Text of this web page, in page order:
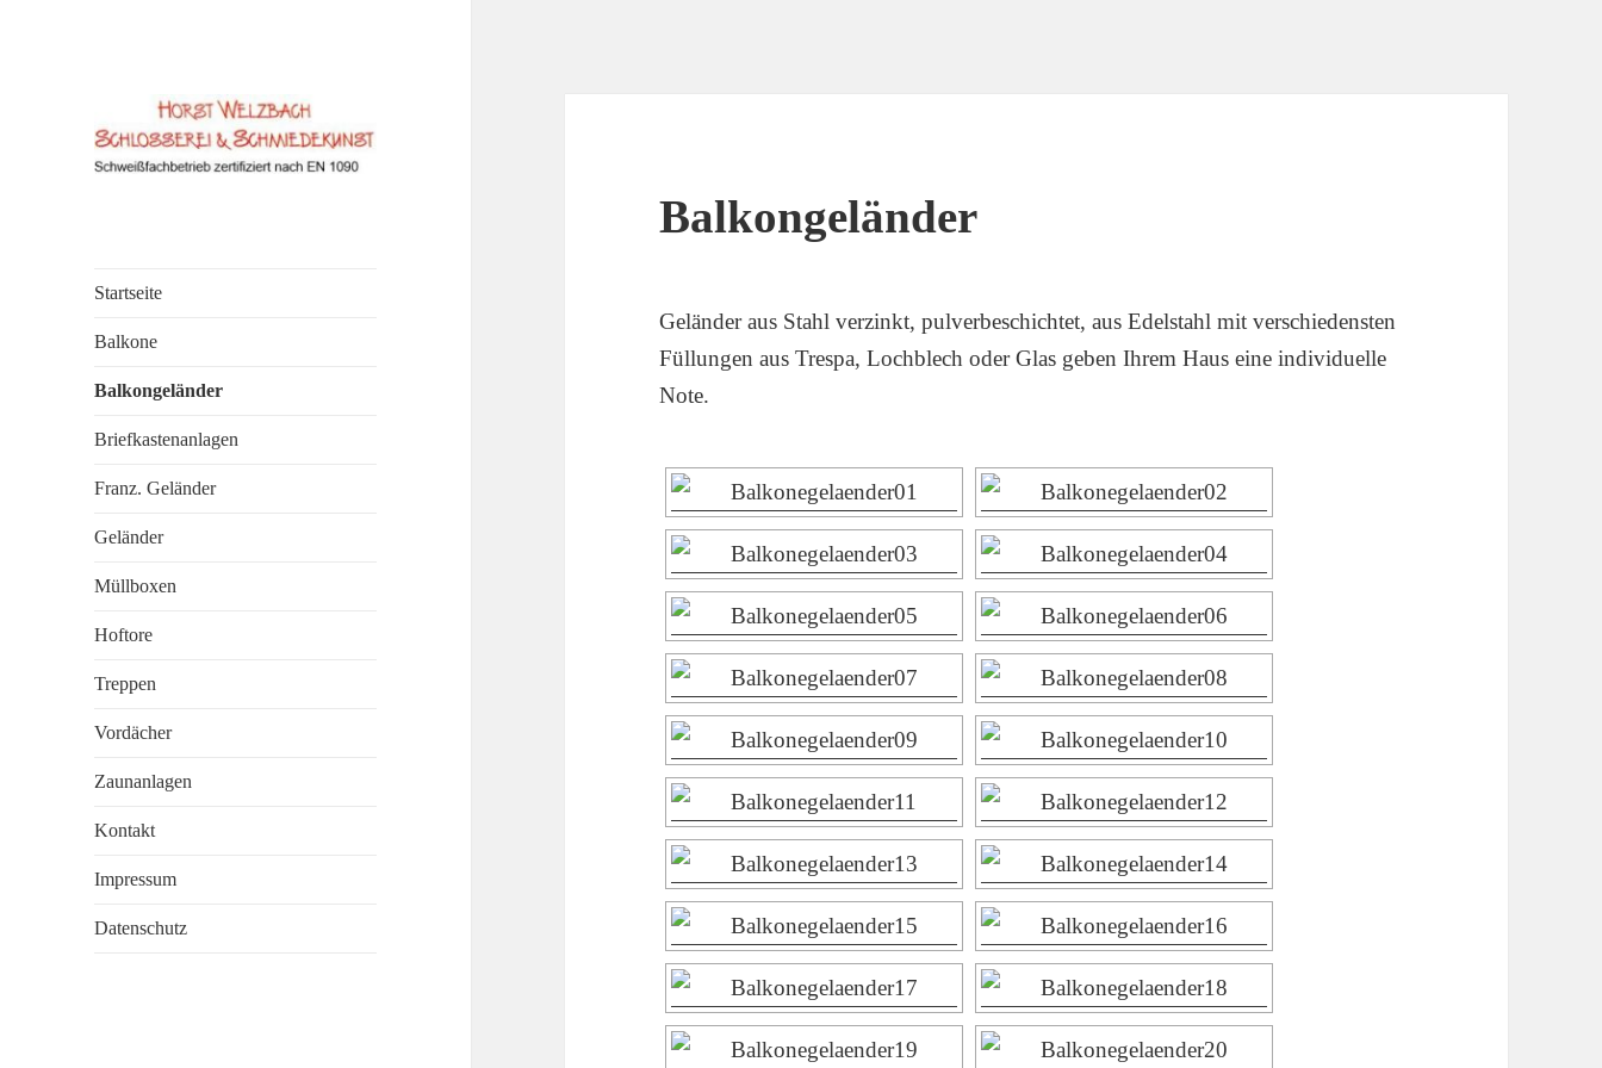
Startseite
Balkone
Balkongeländer
Briefkastenanlagen
Franz. Geländer
Geländer
Müllboxen
Hoftore
Treppen
Vordächer
Zaunanlagen
Kontakt
Impressum
Datenschutz
Balkongeländer
Geländer aus Stahl verzinkt, pulverbeschichtet, aus Edelstahl mit verschiedensten
Füllungen aus Trespa, Lochblech oder Glas geben Ihrem Haus eine individuelle
Note.